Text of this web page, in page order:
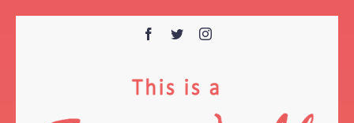
Facebook
TwitterInstagram